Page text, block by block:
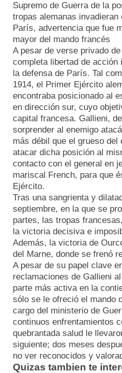
Supremo de Guerra de la
tropas alemanas
París, advertencia que fue
mayor del mando francés
A pesar de verse privado
completa libertad de acción
la defensa de París. Tal
1914, el Primer Ejército
encontraba posicionado al
en dirección sur, cuyo
capital francesa. Gallieni,
sorprender al enemigo
más débil que el grueso
atacar dicha posición al
contacto con el general en
mariscal French, para que
Ejército.
Tras una sangrienta y
septiembre, en la que se
partes, las tropas
la victoria decisiva e
Además, la victoria de
del Marne, donde se frenó
A pesar de su papel clave
reclamaciones de Gallieni
parte más activa en la
sólo se le ofreció el mando
cargo del ministerio de
continuos enfrentamientos
quebrantada salud le
siguiente; dos meses
no ver reconocidos y
Quizas tambien te